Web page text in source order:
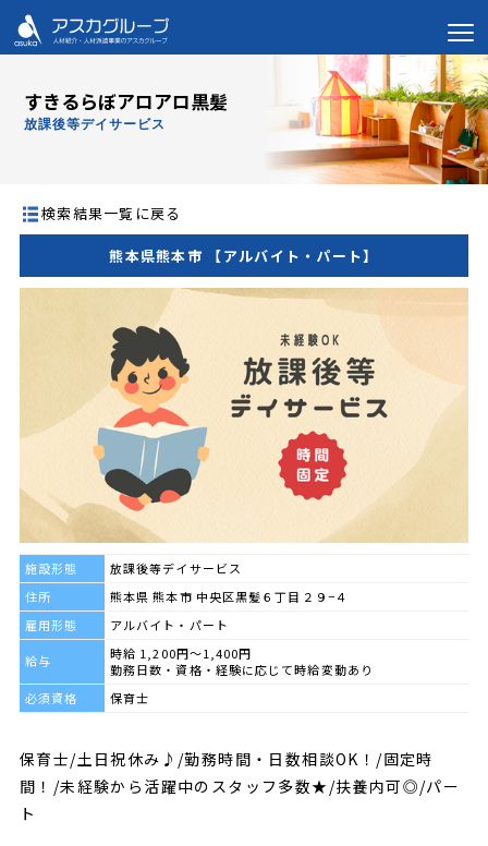
すきるらぼアロアロ黒髪
放課後等デイサービス
検索結果一覧に戻る
熊本県熊本市 【アルバイト・パート】
施設形態
放課後等デイサービス
住所
熊本県 熊本市 中央区黒髪６丁目２９−４
雇用形態
アルバイト・パート
給与
時給 1,200円～1,400円
勤務日数・資格・経験に応じて時給変動あり
必須資格
保育士
保育士/土日祝休み♪/勤務時間・日数相談OK！/固定時
間！/未経験から活躍中のスタッフ多数★/扶養内可◎/パー
ト